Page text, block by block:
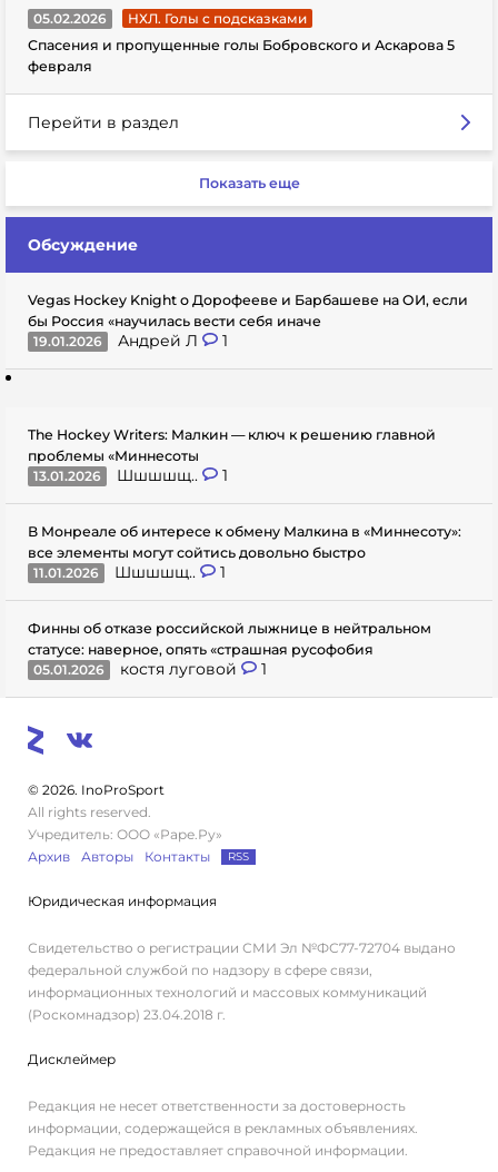
05.02.2026
НХЛ. Голы с подсказками
Спасения и пропущенные голы Бобровского и Аскарова 5
февраля
Перейти в раздел
Показать еще
Обсуждение
Vegas Hockey Knight о Дорофееве и Барбашеве на ОИ, если
бы Россия «научилась вести себя иначе
19.01.2026
Андрей Л 1
The Hockey Writers: Малкин — ключ к решению главной
проблемы «Миннесоты
13.01.2026
Шшшшщ.. 1
В Монреале об интересе к обмену Малкина в «Миннесоту»:
все элементы могут сойтись довольно быстро
11.01.2026
Шшшшщ.. 1
Финны об отказе российской лыжнице в нейтральном
статусе: наверное, опять «страшная русофобия
05.01.2026
костя луговой 1
© 2026. InoProSport
All rights reserved.
Учредитель: ООО «Раре.Ру»
Архив
Авторы Контакты RSS
Юридическая информация
Свидетельство о регистрации СМИ Эл №ФС77-72704 выдано
федеральной службой по надзору в сфере связи,
информационных технологий и массовых коммуникаций
(Роскомнадзор) 23.04.2018 г.
Дисклеймер
Редакция не несет ответственности за достоверность
информации, содержащейся в рекламных объявлениях.
Редакция не предоставляет справочной информации.